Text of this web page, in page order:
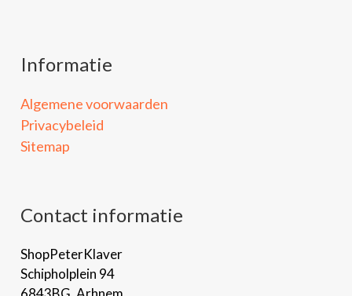
Informatie
Algemene voorwaarden
Privacybeleid
Sitemap
Contact informatie
ShopPeterKlaver
Schipholplein 94